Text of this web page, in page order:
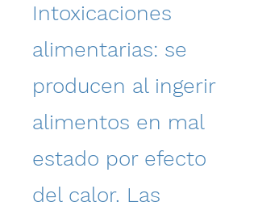
Intoxicaciones
alimentarias: se
producen al ingerir
alimentos en mal
estado por efecto
del calor. Las